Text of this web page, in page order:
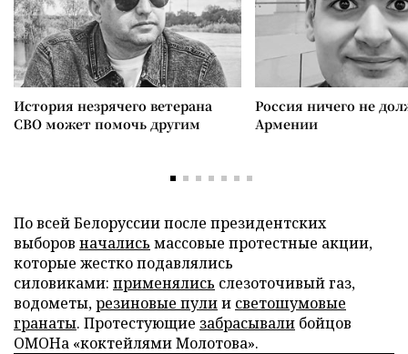
История незрячего ветерана
СВО может помочь другим
Россия ничего не
Армении
По всей Белоруссии после президентских
выборов начались массовые протестные акции,
которые жестко подавлялись
силовиками: применялись слезоточивый газ,
водометы,резиновые пулии светошумовые
гранаты. Протестующие забрасывали бойцов
ОМОНа «коктейлями Молотова».